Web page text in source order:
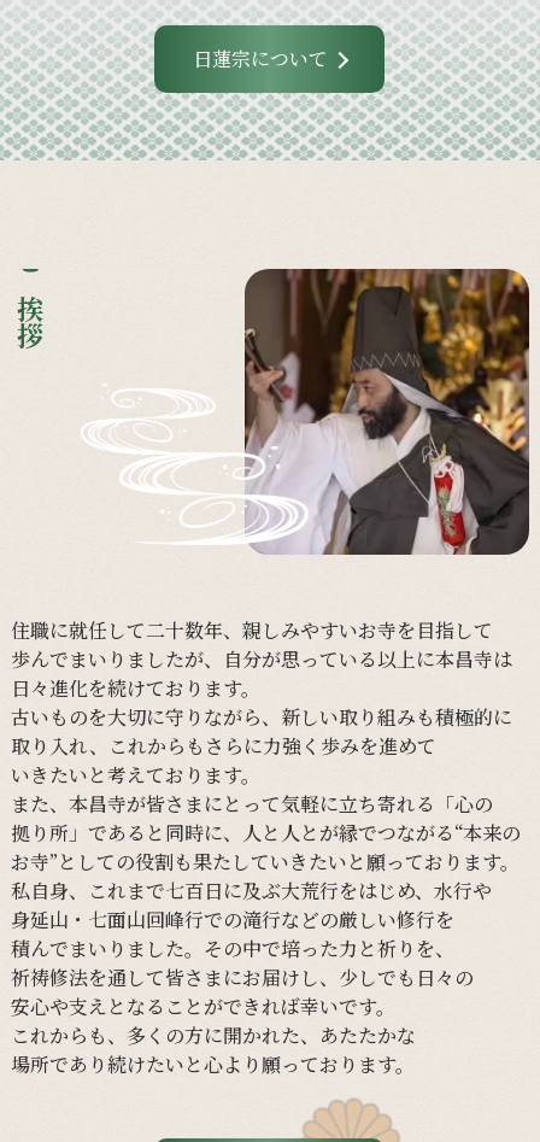
日蓮宗について
ご挨拶
住職に就任して二十数年、 親しみやすいお寺を目指して
歩んでまいりましたが、 自分が思っている以上に本昌寺は
日々進化を続けております。
古いものを大切に守りながら、 新しい取り組みも積極的に
取り入れ、
これからも さらに力強く 歩みを進めて
いきたいと考えております。
また、 本昌寺が皆さまにとって気軽に立ち寄れる 「心の
拠り所」であると同時に、 人と 人とが縁でつながる“本来の
お寺”と しての役割も果たしていきたいと願っております。
私自身、
これまで七百日に及ぶ大荒行をはじめ、 水行や
身延山・ 七面山回峰行での滝行などの厳しい修行を
積んでまいりました。 その中で培った力と祈りを、
祈祷修法を通して皆さまにお届けし、 少しでも 日々の
安心や支えとなる ことができれば幸いです。
これからも、 多くの方に開かれた、 あたたかな
場所であり続けたいと心より願っております。